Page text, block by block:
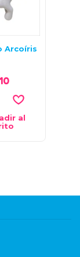
Arcoíris
al